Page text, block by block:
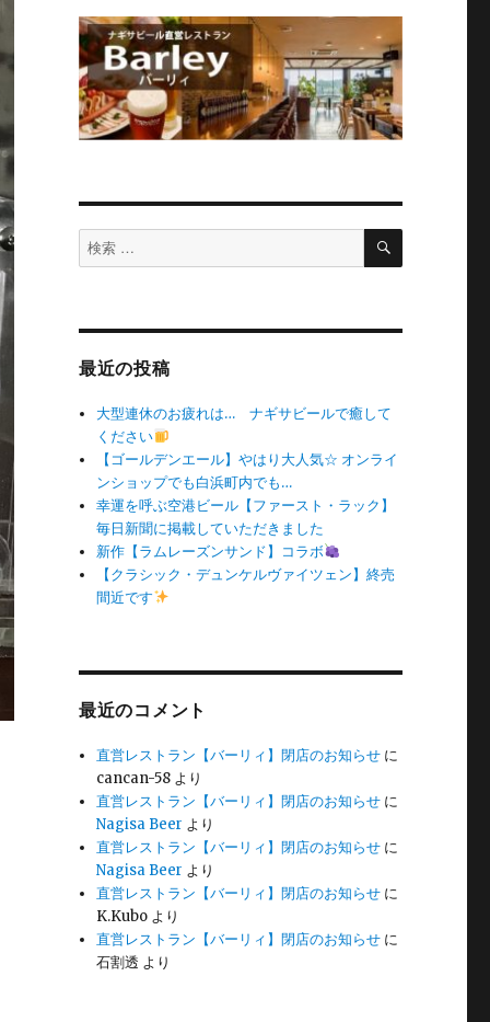
検
索
検
最近の投稿
大型連休のお疲れは… ナギサビールで癒して
ください
【ゴールデンエール】やはり大人気☆ オンライ
ンショップでも白浜町内でも…
幸運を呼ぶ空港ビール【ファースト・ラック】
毎日新聞に掲載していただきました
新作【ラムレーズンサンド】コラボ
【クラシック・デュンケルヴァイツェン】終売
間近です
最近のコメント
直営レストラン【バーリィ】閉店のお知らせ に
cancan-58 より
直営レストラン【バーリィ】閉店のお知らせ に
Nagisa Beer より
直営レストラン【バーリィ】閉店のお知らせ に
Nagisa Beer より
直営レストラン【バーリィ】閉店のお知らせ に
K.Kubo より
直営レストラン【バーリィ】閉店のお知らせ に
石割透 より